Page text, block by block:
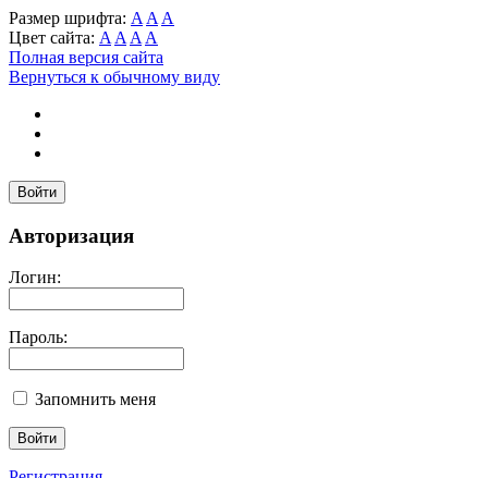
Размер шрифта: A A A
Цвет сайта: A A A A
Полная версия сайта
Вернуться к обычному виду
Войти
Авторизация
Логин:
Пароль:
Запомнить меня